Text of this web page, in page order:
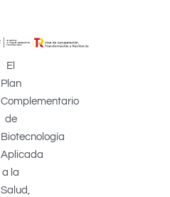
El
Plan
Complementario
de
Biotecnología
Aplicada
a la
Salud,